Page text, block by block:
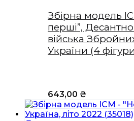
Збірна модель
перші”,
війська
України (4
643,00 ₴